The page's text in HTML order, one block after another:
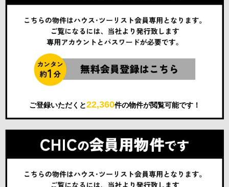
ご登録いただくと22,360件の物件が閲覧可能です！